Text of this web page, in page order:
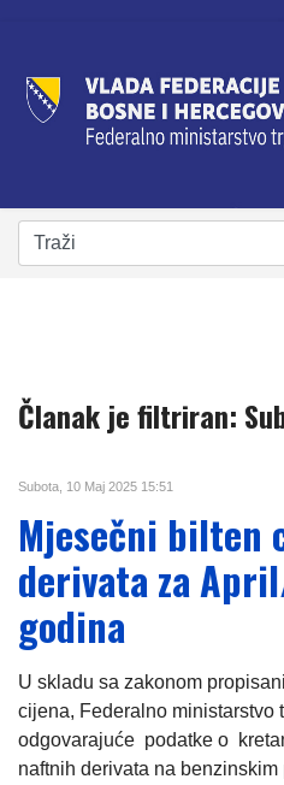
Članak je filtriran:
Subota, 10 Maj 2025 15:51
Mjesečni bilten
derivata za
godina
U skladu sa zakonom
cijena, Federalno ministarstvo
odgovarajuće podatke o
naftnih derivata na